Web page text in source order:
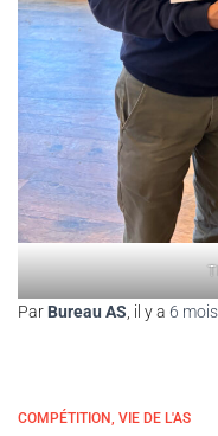
Par Bureau AS , il y a 6 mois
COMPÉTITION VIE DE L'AS